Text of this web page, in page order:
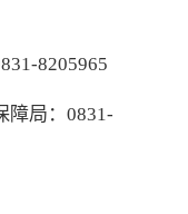
8205965
局： 0831-